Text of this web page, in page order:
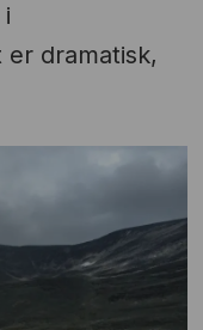
er dramatisk,